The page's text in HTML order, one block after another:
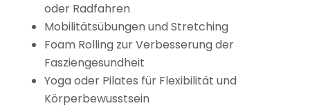
oder Radfahren
Mobilitätsübungen und Stretching
Foam Rolling zur Verbesserung der
Fasziengesundheit
Yoga oder Pilates für Flexibilität und
Körperbewusstsein